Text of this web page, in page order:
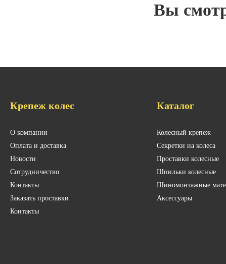
Вы
Крепеж колес
О компании
Оплата и доставка
Новости
Сотрудничество
Контакты
Заказать проставки
Контакты
Каталог
Колесный крепеж
Секретки на колеса
Проставки колесные
Шпильки колесные
Шиномонтажные
Аксессуары